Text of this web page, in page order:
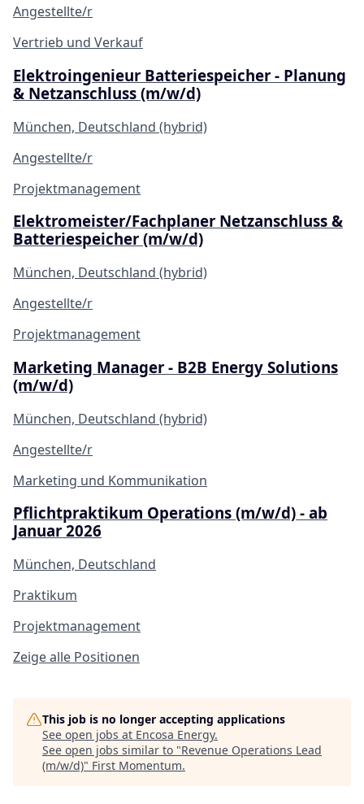
Angestellte/r
Vertrieb und Verkauf
Elektroingenieur Batteriespeicher - Planung
& Netzanschluss (m/w/d)
München, Deutschland (hybrid)
Angestellte/r
Projektmanagement
Elektromeister/Fachplaner Netzanschluss &
Batteriespeicher (m/w/d)
München, Deutschland (hybrid)
Angestellte/r
Projektmanagement
Marketing Manager - B2B Energy Solutions
(m/w/d)
München, Deutschland (hybrid)
Angestellte/r
Marketing und Kommunikation
Pflichtpraktikum Operations (m/w/d) - ab
Januar 2026
München, Deutschland
Praktikum
Projektmanagement
Zeige alle Positionen
This job is no longer accepting applications
See open jobs at Encosa Energy.
See open jobs similar to "Revenue Operations Lead
(m/w/d)" First Momentum.